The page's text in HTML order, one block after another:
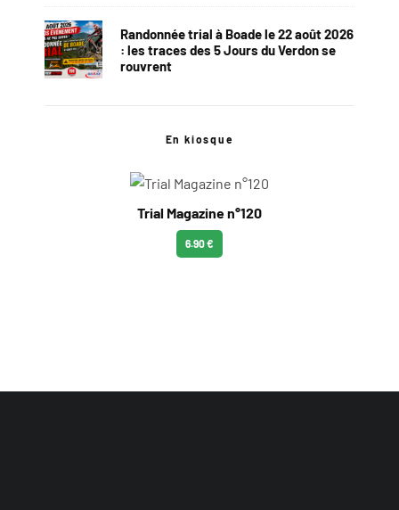
Randonnée trial à Boade le 22 août 2026
: les traces des 5 Jours du Verdon se
rouvrent
En kiosque
Trial Magazine n°120
6.90 €